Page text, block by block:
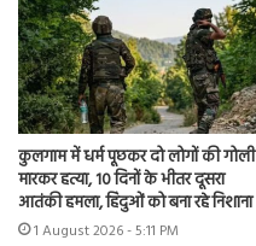
कुलगाम में धर्म पूछकर दो लोगों की गोली
मारकर हत्या, 10 दिनों के भीतर दूसरा
आतंकी हमला, हिंदुओं को बना रहे निशाना
1 August 2026 - 5:11 PM